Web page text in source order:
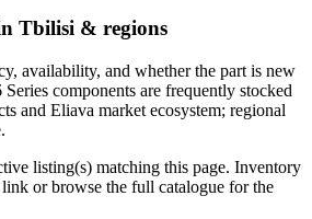
Tbilisi & regions
availability, and whether the part is new
components are frequently stocked
and Eliava market ecosystem; regional
listing(s) matching this page. Inventory
or browse the full catalogue for the